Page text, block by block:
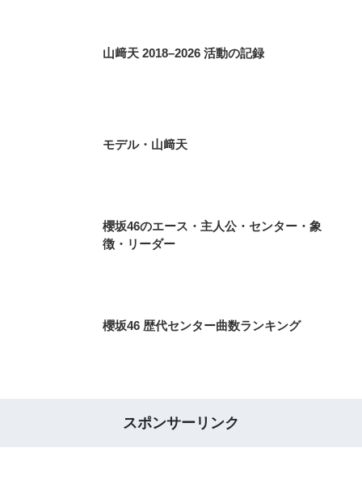
山﨑天 2018–2026 活動の記録
モデル・山﨑天
櫻坂46のエース・主人公・センター・象
徴・リーダー
櫻坂46 歴代センター曲数ランキング
スポンサーリンク